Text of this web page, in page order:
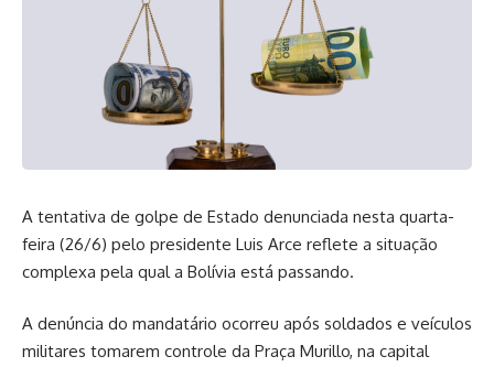
A tentativa de golpe de Estado denunciada nesta quarta-
feira (26/6) pelo presidente Luis Arce reflete a situação
complexa pela qual a Bolívia está passando.
A denúncia do mandatário ocorreu após soldados e veículos
militares tomarem controle da Praça Murillo, na capital